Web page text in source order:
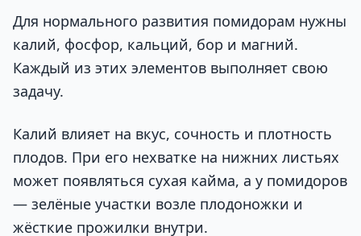
Для нормального развития помидорам нужны
калий, фосфор, кальций, бор и магний.
Каждый из этих элементов выполняет свою
задачу.
Калий влияет на вкус, сочность и плотность
плодов. При его нехватке на нижних листьях
может появляться сухая кайма, а у помидоров
— зелёные участки возле плодоножки и
жёсткие прожилки внутри.